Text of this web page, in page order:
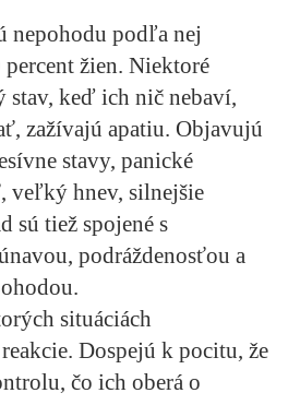
nepohodu podľa nej
žien. Niektoré
stav, keď ich nič nebaví,
zažívajú apatiu. Objavujú
stavy, panické
veľký hnev, silnejšie
sú tiež spojené s
podráždenosťou a
situáciách
Dospejú k pocitu, že
čo ich oberá o